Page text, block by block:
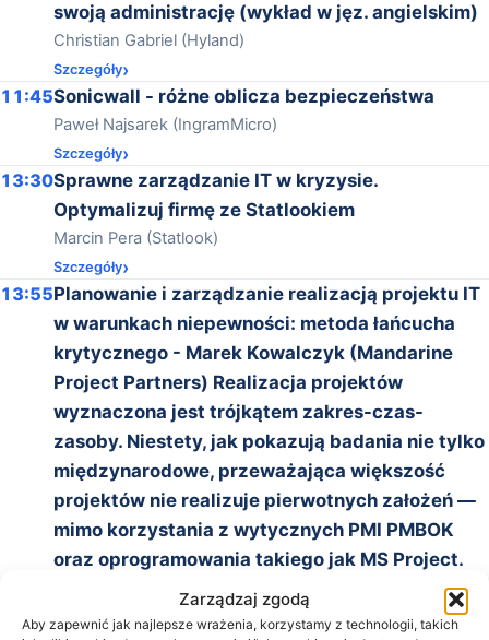
Zarządzaj zgodą
Aby zapewnić jak najlepsze wrażenia, korzystamy z technologii, takich
swoją administrację (wykład w jęz. angielskim)
Christian Gabriel (Hyland)
Szczegóły
11:45Sonicwall - różne oblicza bezpieczeństwa
Paweł Najsarek (IngramMicro)
Szczegóły
13:30Sprawne zarządzanie IT w kryzysie.
Optymalizuj firmę ze Statlookiem
Marcin Pera (Statlook)
Szczegóły
13:55Planowanie i zarządzanie realizacją projektu IT
w warunkach niepewności: metoda łańcucha
krytycznego - Marek Kowalczyk (Mandarine
Project Partners) Realizacja projektów
wyznaczona jest trójkątem zakres-czas-
zasoby. Niestety, jak pokazują badania nie tylko
międzynarodowe, przeważająca większość
projektów nie realizuje pierwotnych założeń —
mimo korzystania z wytycznych PMI PMBOK
oraz oprogramowania takiego jak MS Project.
Czy odpowiedzią na te problemy zawsze są
metodyki zwinne? Uważam, że nie. W trakcie